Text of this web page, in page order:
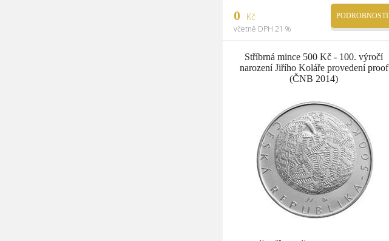
0 Kč
včetně DPH 21 %
PODROBNOSTI
Stříbrná mince 500 Kč - 100. výročí
narození Jiřího Koláře provedení proof
(ČNB 2014)